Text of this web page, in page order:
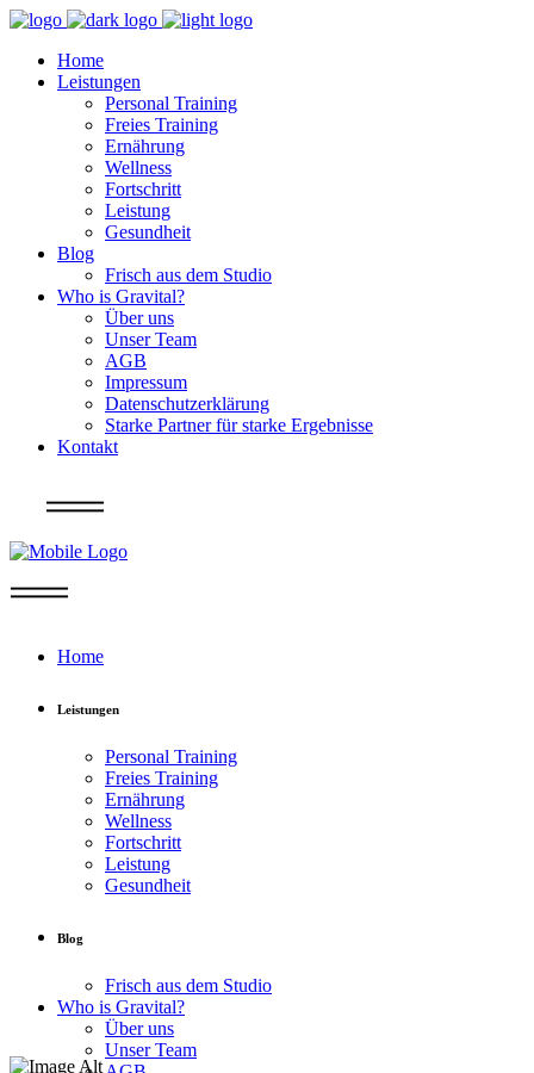
Home
Leistungen
Personal Training
Freies Training
Ernährung
Wellness
Fortschritt
Leistung
Gesundheit
Blog
Frisch aus dem Studio
Who is Gravital?
Über uns
Unser Team
AGB
Impressum
Datenschutzerklärung
Starke Partner für starke Ergebnisse
Kontakt
Home
Leistungen
Personal Training
Freies Training
Ernährung
Wellness
Fortschritt
Leistung
Gesundheit
Blog
Frisch aus dem Studio
Who is Gravital?
Über uns
Unser Team